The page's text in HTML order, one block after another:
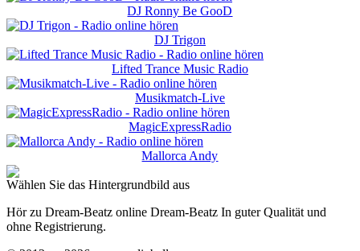
DJ Ronny Be GooD
DJ Trigon
Lifted Trance Music Radio
Musikmatch-Live
MagicExpressRadio
Mallorca Andy
Wählen Sie das Hintergrundbild aus
Hör zu Dream-Beatz online Dream-Beatz In guter Qualität und
ohne Registrierung.